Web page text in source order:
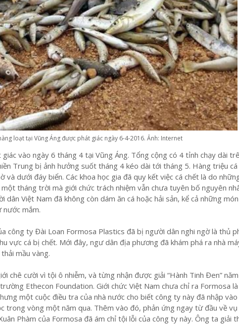
loạt tại Vũng Áng được phát giác ngày 6-4-2016. Ảnh: Internet
vào ngày 6 tháng 4 tại Vũng Áng. Tổng cộng có 4 tỉnh chạy dài
Trung bị ảnh hưởng suốt tháng 4 kéo dài tới tháng 5. Hàng triệu cá
và dưới đáy biển. Các khoa học gia đã quy kết việc cá chết là do
tháng trời mà giới chức trách nhiệm vẫn chưa tuyên bố nguyên
dân Việt Nam đã không còn dám ăn cá hoặc hải sản, kể cả những
nước mắm.
công ty Đài Loan Formosa Plastics đã bị người dân nghi ngờ là thủ
vực cá bị chết. Mới đây, ngư dân địa phương đã khám phá ra nhà
mầu vàng.
chê cười vì tội ô nhiễm, và từng nhận được giải “Hành Tinh Đen” năm
Ethecon Foundation. Giới chức Việt Nam chưa chỉ ra Formosa
một cuộc điều tra của nhà nước cho biết công ty này đã nhập vào
trong vòng một năm qua. Thêm vào đó, phản ứng ngay từ đầu về vụ
Phàm của Formosa đã ám chỉ tội lỗi của công ty này. Ông ta giải